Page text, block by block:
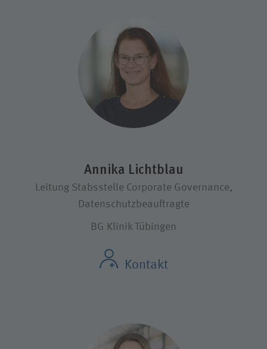
Annika Lichtblau
Leitung Stabsstelle Corporate Governance,
Datenschutzbeauftragte
BG Klinik Tübingen
Kontakt